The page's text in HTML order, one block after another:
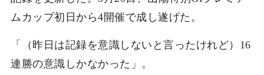
ムカップ初日から4開催で成し遂げた。
「（昨日は記録を意識しないと言ったけれど）16
連勝の意識しかなかった」。